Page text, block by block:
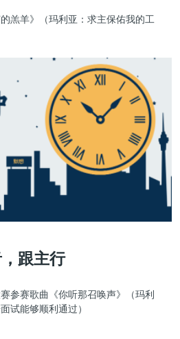
羔羊》（玛利亚：求主保佑我的工
跟主行
参赛歌曲《你听那召唤声》（玛利
试能够顺利通过）